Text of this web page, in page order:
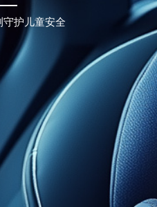
护儿童安全